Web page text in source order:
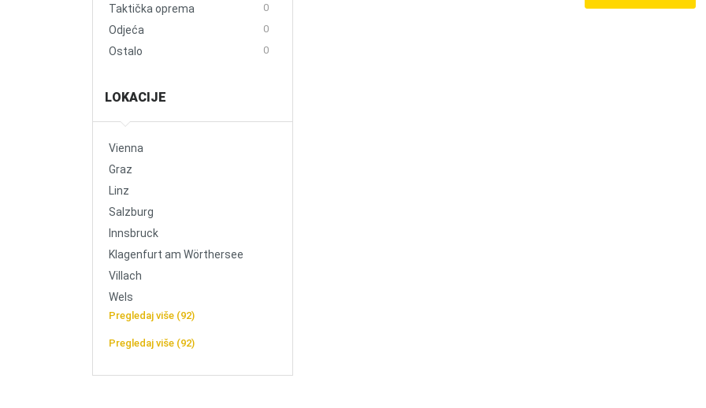
Taktička oprema 0
Odjeća 0
Ostalo 0
LOKACIJE
Vienna
Graz
Linz
Salzburg
Innsbruck
Klagenfurt am Wörthersee
Villach
Wels
Pregledaj više (92)
Pregledaj više (92)